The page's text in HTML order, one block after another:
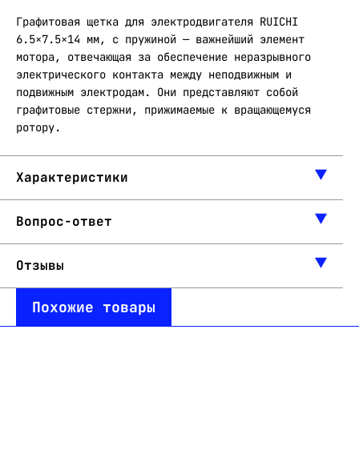
Графитовая щетка для электродвигателя RUICHI
6.5×7.5×14 мм, с пружиной — важнейший элемент
мотора, отвечающая за обеспечение неразрывного
электрического контакта между неподвижным и
подвижным электродам. Они представляют собой
графитовые стержни, прижимаемые к вращающемуся
ротору.
Характеристики
Вопрос-ответ
Отзывы
Похожие товары